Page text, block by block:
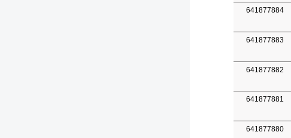
641877884
641877883
641877882
641877881
641877880